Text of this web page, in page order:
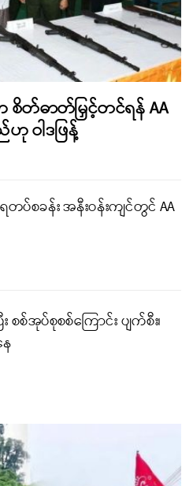
စိတ်ဓာတ်မြှင့်တင်ရန် AA
ဝါဒဖြန့်
ပ်စခန်း အနီးဝန်းကျင်တွင် AA
စ်အုပ်စုစစ်ကြောင်း ပျက်စီး၊